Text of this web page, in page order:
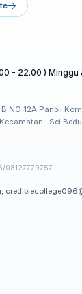
- 22.00 ) Minggu
NO 12A Panbil
: Sei
08127779757